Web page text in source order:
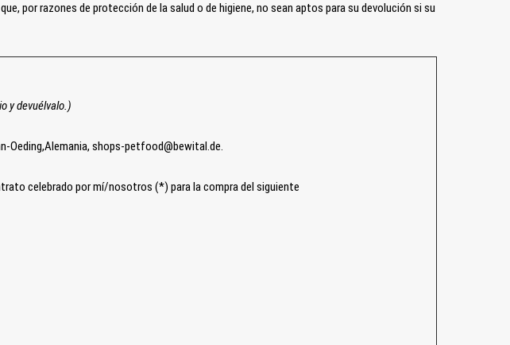
por razones de protección de la salud o de higiene, no sean aptos para su devolución si su
y devuélvalo.)
Oeding,Alemania, shops-petfood@bewital.de.
celebrado por mí/nosotros (*) para la compra del siguiente